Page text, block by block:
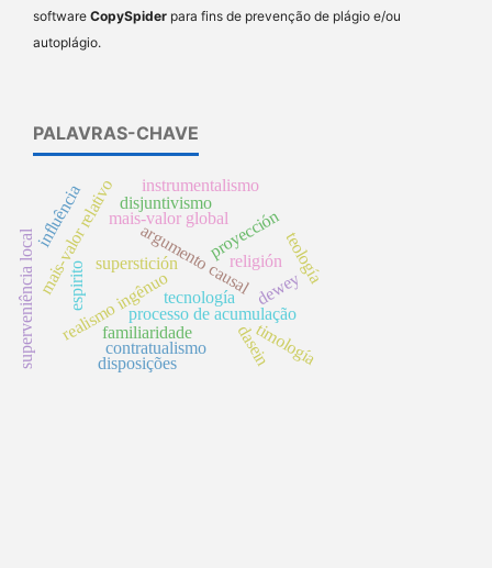
software CopySpider para fins de prevenção de plágio e/ou
autoplágio.
PALAVRAS-CHAVE
argumento causal
superstición
proyección
processo de acumulação
mais-valor global
mais-valor relativo
superveniência local
disjuntivismo
religión
realismo ingênuotecnología
instrumentalismo
dewey
teología
espirito
influência
familiaridade dasein
contratualismo
disposições
timología